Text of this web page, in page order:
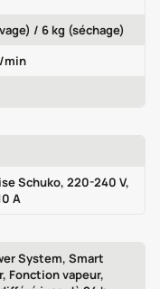
/ 6 kg (séchage)
min
Schuko, 220-240 V,
A
System, Smart
Fonction vapeur,